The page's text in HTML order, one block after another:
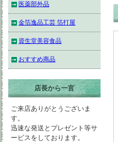
医薬部外品
金箔逸品工芸 箔打屋
資生堂美容食品
おすすめ商品
店長から一言
ご来店ありがとうございま
す。
迅速な発送とプレゼント等サ
ービスをしております。